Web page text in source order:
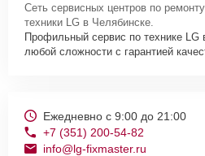
Сеть сервисных центров по ремонту
техники LG в Челябинске.
Профильный сервис по технике LG
любой сложности с гарантией
Ежедневно с 9:00 до 21:00
+7 (351) 200-54-82
info@lg-fixmaster.ru